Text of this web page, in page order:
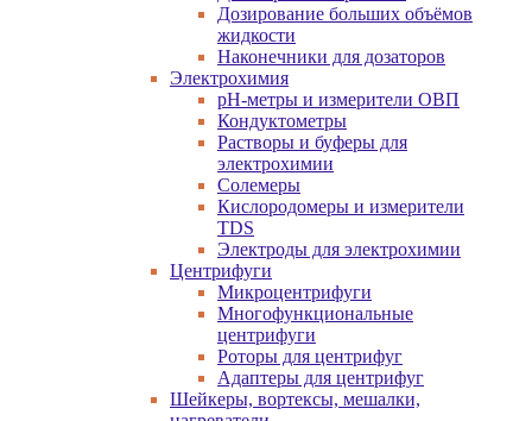
Дозирование больших объёмов
жидкости
Наконечники для дозаторов
Электрохимия
pH-метры и измерители ОВП
Кондуктометры
Растворы и буферы для
электрохимии
Солемеры
Кислородомеры и измерители
TDS
Электроды для электрохимии
Центрифуги
Микроцентрифуги
Многофункциональные
центрифуги
Роторы для центрифуг
Адаптеры для центрифуг
Шейкеры, вортексы, мешалки,